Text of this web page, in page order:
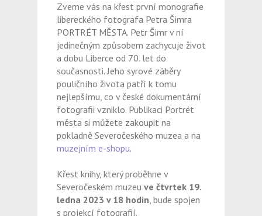
Zveme vás na křest první monografie
libereckého fotografa Petra Šimra
PORTRÉT MĚSTA. Petr Šimr v ní
jedinečným způsobem zachycuje život
a dobu Liberce od 70. let do
současnosti. Jeho syrové záběry
pouličního života patří k tomu
nejlepšímu, co v české dokumentární
fotografii vzniklo. Publikaci Portrét
města si můžete zakoupit na
pokladně Severočeského muzea a na
muzejním e-shopu.
Křest knihy, který proběhne v
Severočeském muzeu ve čtvrtek 19.
ledna 2023 v 18 hodin, bude spojen
s projekcí fotografií.